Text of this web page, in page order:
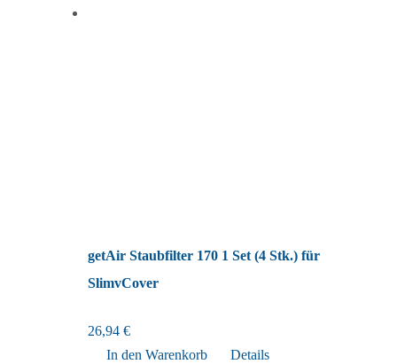
getAir Staubfilter 170 1 Set (4 Stk.) für
SlimvCover
26,94€
In den Warenkorb
Details